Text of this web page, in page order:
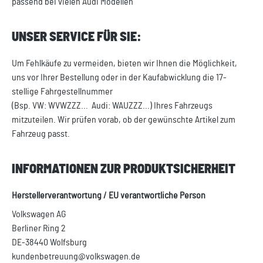
passend bei vielen Audi Modellen
UNSER SERVICE FÜR SIE:
Um Fehlkäufe zu vermeiden, bieten wir Ihnen die Möglichkeit,
uns vor Ihrer Bestellung oder in der Kaufabwicklung die 17-
stellige Fahrgestellnummer
(Bsp. VW: WVWZZZ... Audi: WAUZZZ...) Ihres Fahrzeugs
mitzuteilen. Wir prüfen vorab, ob der gewünschte Artikel zum
Fahrzeug passt.
INFORMATIONEN ZUR PRODUKTSICHERHEIT
Herstellerverantwortung / EU verantwortliche Person
Volkswagen AG
Berliner Ring 2
DE-38440 Wolfsburg
kundenbetreuung@volkswagen.de